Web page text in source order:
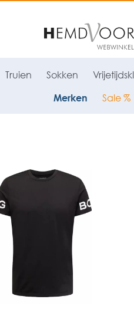
Truien Sokken
Merken Sale %